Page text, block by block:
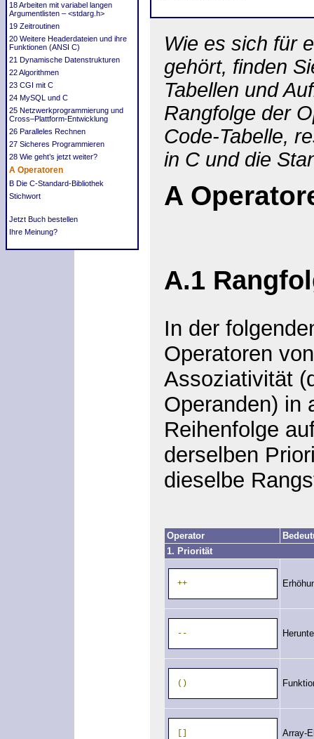
18 Arbeiten mit variabel langen
Argumentlisten – <stdarg.h>
19 Zeitroutinen
20 Weitere Headerdateien und ihre
Funktionen (ANSI C)
21 Dynamische Datenstrukturen
22 Algorithmen
23 CGI mit C
24 MySQL und C
25 Netzwerkprogrammierung und
Cross–Plattform-Entwicklung
26 Paralleles Rechnen
27 Sicheres Programmieren
28 Wie geht’s jetzt weiter?
A Operatoren
B Die C-Standard-Bibliothek
Stichwort
Jetzt Buch bestellen
Ihre Meinung?
Wie es sich für
gehört, finden
Tabellen und
Rangfolge der
Code-Tabelle,
in C und die
A
A.1
In der
Operatoren
Assoziativität
Operanden) in
Reihenfolge
derselben
dieselbe
Operator
1. Priorität
++
--
()
[] Array-